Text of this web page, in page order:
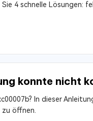
Sie 4 schnelle
konnte nicht
In dieser
öffnen.